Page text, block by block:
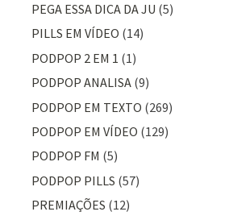
PEGA ESSA DICA DA JU (5)
PILLS EM VÍDEO (14)
PODPOP 2 EM 1 (1)
PODPOP ANALISA (9)
PODPOP EM TEXTO (269)
PODPOP EM VÍDEO (129)
PODPOP FM (5)
PODPOP PILLS (57)
PREMIAÇÕES (12)